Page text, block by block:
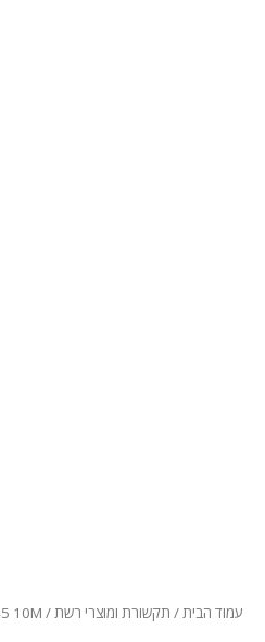
עמוד הבית/ תקשורת ומוצרי רשת/ RJ 45 10M כבל רשת מסוכך